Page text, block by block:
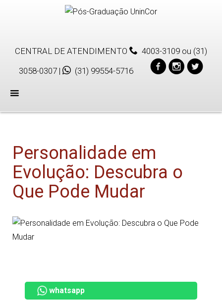
CENTRAL DE ATENDIMENTO 4003-3109 ou (31)
3058-0307 | (31) 99554-5716
Menu
Personalidade em
Evolução: Descubra o
Que Pode Mudar
whatsapp